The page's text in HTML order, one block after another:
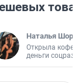
Наталья
Открыла
деньги